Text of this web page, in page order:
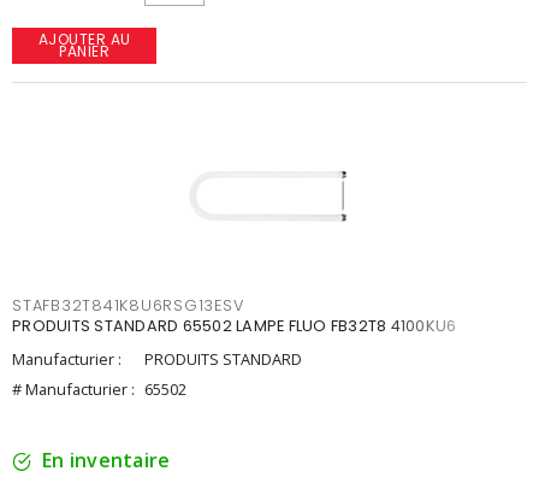
AJOUTER AU
PANIER
STAFB32T841K8U6RSG13ESV
PRODUITS STANDARD 65502 LAMPE FLUO FB32T8 4100KU6
Manufacturier :
PRODUITS STANDARD
# Manufacturier : 65502
En inventaire